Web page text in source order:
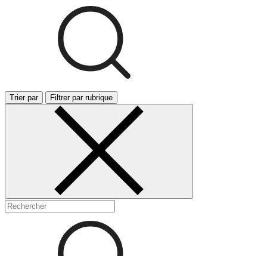
Trier par Filtrer par rubrique